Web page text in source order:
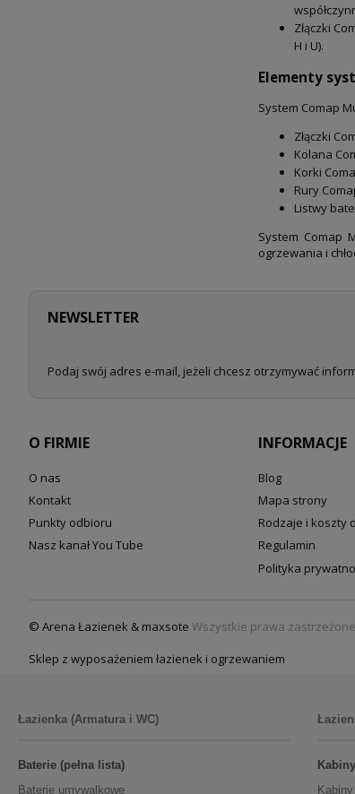
Złączki
H i U).
Elementy
System Comap
Złączki
Kolana
Korki
Rury
Listwy
System Comap
ogrzewania i
NEWSLETTER
Podaj swój adres e-mail, jeżeli chcesz otrzymywać
O FIRMIE
O nas
Kontakt
Punkty odbioru
Nasz kanał You Tube
INFORMACJE
Blog
Mapa strony
Rodzaje i koszty
Regulamin
Polityka
© Arena Łazienek & maxsote Wszystkie prawa
Sklep z wyposażeniem łazienek i ogrzewaniem
Łazienka (Armatura i WC)
Baterie (pełna lista)
Baterie umywalkowe
Kabiny